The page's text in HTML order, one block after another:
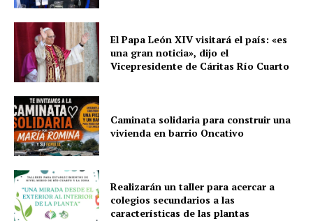
El Papa León XIV visitará el país: «es
una gran noticia», dijo el
Vicepresidente de Cáritas Río Cuarto
Caminata solidaria para construir una
vivienda en barrio Oncativo
Realizarán un taller para acercar a
colegios secundarios a las
características de las plantas